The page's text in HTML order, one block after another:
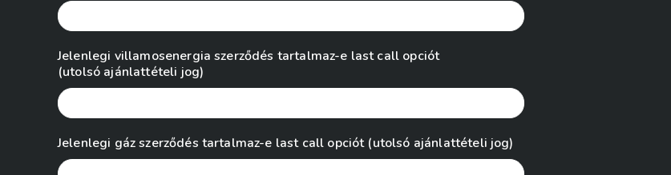
Jelenlegi villamosenergia szerződés tartalmaz-e last call opciót
(utolsó ajánlattételi jog)
Jelenlegi gáz szerződés tartalmaz-e last call opciót (utolsó ajánlattételi jog)